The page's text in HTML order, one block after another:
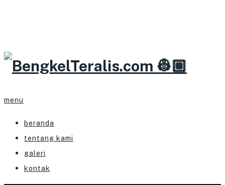
menu
beranda
tentang kami
galeri
kontak